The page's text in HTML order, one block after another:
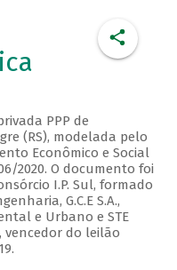
PPP de
(RS), modelada pelo
Econômico e Social
2020. O documento foi
I.P. Sul, formado
G.C.E S.A.,
e Urbano e STE
vencedor do leilão